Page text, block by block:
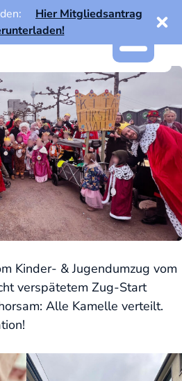
Hier Mitgliedsantrag
jugendumzug
Kinder- & Jugendumzug vom
verspätetem Zug-Start
Alle Kamelle verteilt.